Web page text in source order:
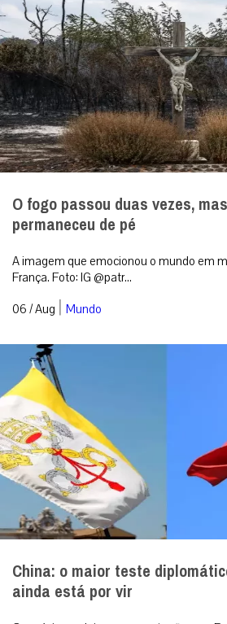
O fogo passou duas vezes,
permaneceu de pé
A imagem que emocionou o mundo em
França. Foto: IG @patr...
06 / Aug | Mundo
China: o maior teste
ainda está por vir